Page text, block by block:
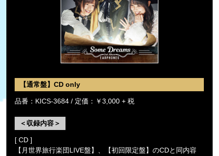
【通常盤】CD only
品番：KICS-3684 / 定価：￥3,000 + 税
＜収録内容＞
[ CD ]
【月世界旅行楽団LIVE盤】、【初回限定盤】のCDと同内容